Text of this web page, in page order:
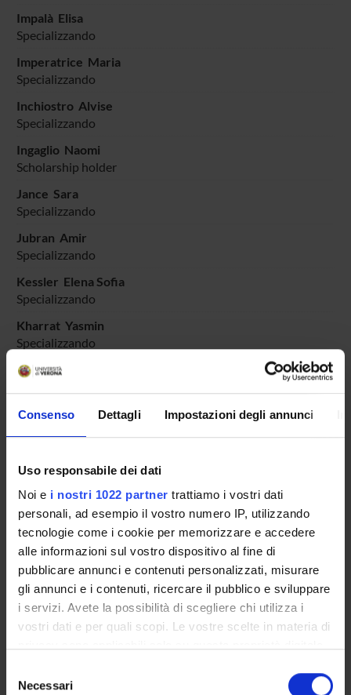
Consenso Dettagli Impostazioni degli annunci
Uso responsabile dei dati
Noi e i nostri 1022 partner trattiamo i vostri dati
personali, ad esempio il vostro numero IP, utilizzando
tecnologie come i cookie per memorizzare e accedere
alle informazioni sul vostro dispositivo al fine di
pubblicare annunci e contenuti personalizzati, misurare
gli annunci e i contenuti, ricercare il pubblico e sviluppare
i servizi. Avete la possibilità di scegliere chi utilizza i
vostri dati e per quali scopi. Le vostre scelte in materia di
modificare o revocare il proprio consenso in qualsiasi
delNecessari
Impalà Elisa
Specializzando
Imperatrice Maria
Specializzando
Inchiostro Alvise
Specializzando
Ingaglio Naomi
Scholarship holder
Jance Sara
Specializzando
Jubran Amir
Specializzando
Kessler Elena Sofia
Specializzando
Kharrat Yasmin
Specializzando
Khoory Janin
Krampera Mauro
Specializzando
Lanceni Matteo
Specializzando
Landi Lucia
Specializzando
Laoula Safae
Scholarship holder
Lawlor Rita Teresa
Full Professor